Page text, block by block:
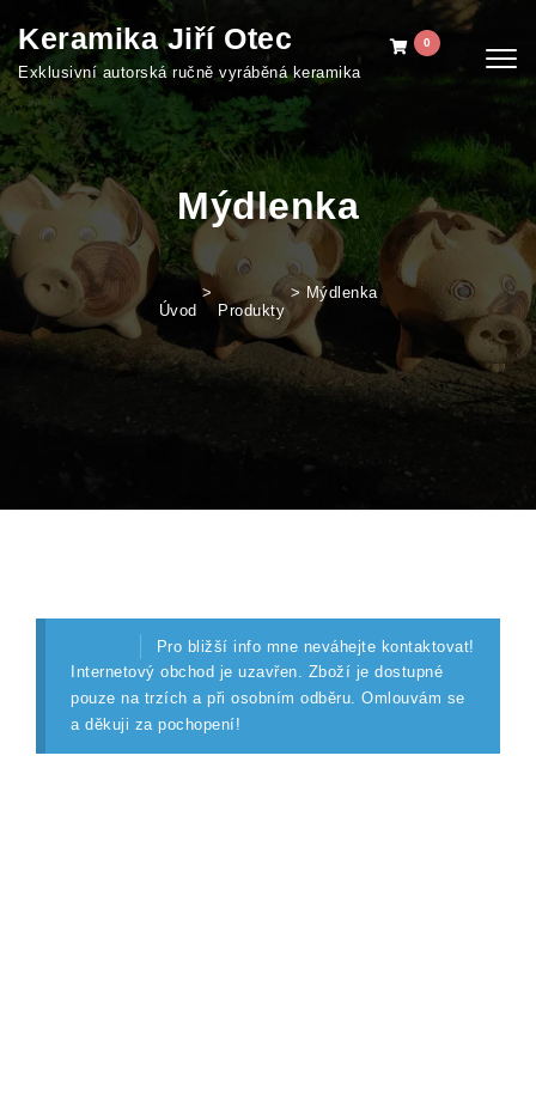
Skip to content
Keramika Jiří Otec
Exklusivní autorská ručně vyráběná keramika
0
Mýdlenka
Úvod
>
Produkty
> Mýdlenka
Pro bližší info mne neváhejte kontaktovat!
Internetový obchod je uzavřen. Zboží je dostupné
pouze na trzích a při osobním odběru. Omlouvám se
a děkuji za pochopení!